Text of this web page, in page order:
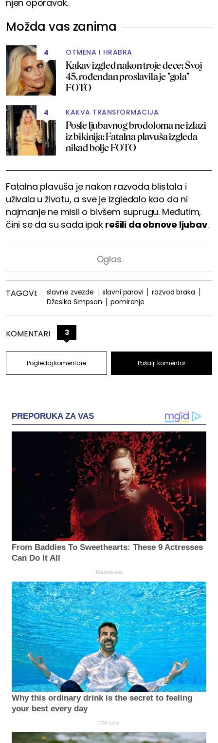
njen oporavak.
Možda vas zanima
4 OTMENA I HRABRA
Kakav izgled nakon troje dece: Svoj
45. rođendan proslavila je "gola"
FOTO
4 KAKVA TRANSFORMACIJA
Posle ljubavnog brodoloma ne izlazi
iz bikinija: Fatalna plavuša izgleda
nikad bolje FOTO
Fatalna plavuša je nakon razvoda blistala i
uživala u životu, a sve je izgledalo kao da ni
najmanje ne misli o bivšem suprugu. Međutim,
čini se da su sada ipak rešili da obnove ljubav.
TAGOVI: slavne zvezde slavni parovi
razvod braka
Džesika Simpson
pomirenje
KOMENTARI 3
Pogledaj komentare Pošalji komentar
PREPORUKA ZA VAS
From Baddies To Sweethearts: These 9 Actresses
Can Do It All
Brainberries
Why this ordinary drink is the secret to feeling
your best every day
CTA Love